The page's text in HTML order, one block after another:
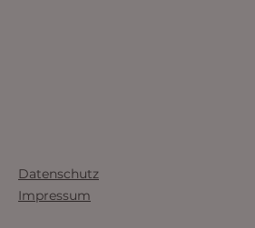
Datenschutz
Impressum